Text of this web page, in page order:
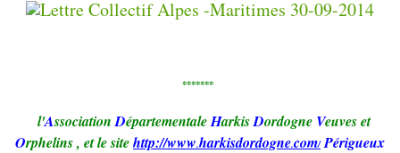
*******
l'Association DépartementaleHarkisDordogne Veuves et
Orphelins, et le sitehttp://www.harkisdordogne.com/ Périgueux